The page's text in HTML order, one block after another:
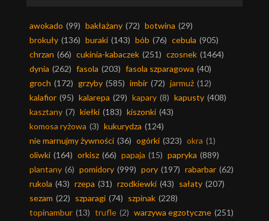
awokado (99) bakłażany (72) botwina (29)
brokuły (136) buraki (143) bób (76) cebula (905)
chrzan (66) cukinia-kabaczek (251) czosnek (1464)
dynia (262) fasola (203) fasola szparagowa (40)
groch (172) grzyby (585) imbir (72) jarmuż (12)
kalafior (95) kalarepa (29) kapary (8) kapusty (408)
kasztany (7) kiełki (183) kiszonki (43)
komosa ryżowa (3) kukurydza (124)
nie marnujmy żywności (36) ogórki (323) okra (1)
oliwki (164) orkisz (66) papaja (15) papryka (889)
plantany (6) pomidory (999) pory (197) rabarbar (62)
rukola (43) rzepa (31) rzodkiewki (43) sałaty (207)
sezam (22) szparagi (74) szpinak (228)
topinambur (13) trufle (2) warzywa egzotyczne (251)